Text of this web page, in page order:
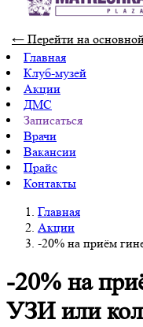
← Перейти на
Главная
Клуб-музей
Акции
ДМС
Записаться
Врачи
Вакансии
Прайс
Контакты
Главная
Акции
-20% на приём
-20% на
УЗИ или